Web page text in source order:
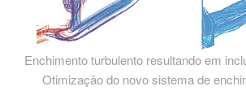
Enchimento turbulento resultando em
Otimização do novo sistema de